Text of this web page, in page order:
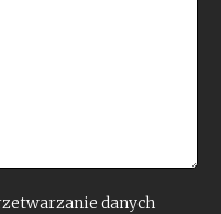
danych